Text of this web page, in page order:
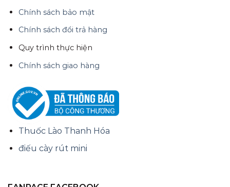
Chính sách bảo mật
Chính sách đổi trả hàng
Quy trình thực hiện
Chính sách giao hàng
Thuốc Lào Thanh Hóa
điếu cày rút mini